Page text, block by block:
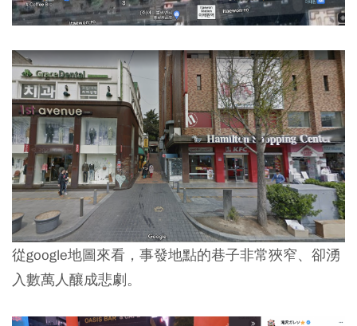
從google地圖來看，事發地點的巷子非常狹窄、卻湧
入數萬人釀成悲劇。